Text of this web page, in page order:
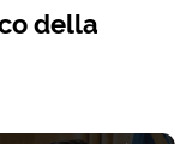
della